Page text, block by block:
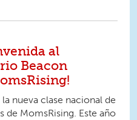
al
Beacon
nueva clase nacional de
de MomsRising. Este año